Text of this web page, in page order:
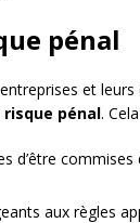
pénal
et
pénal.
d’être commises
aux règles